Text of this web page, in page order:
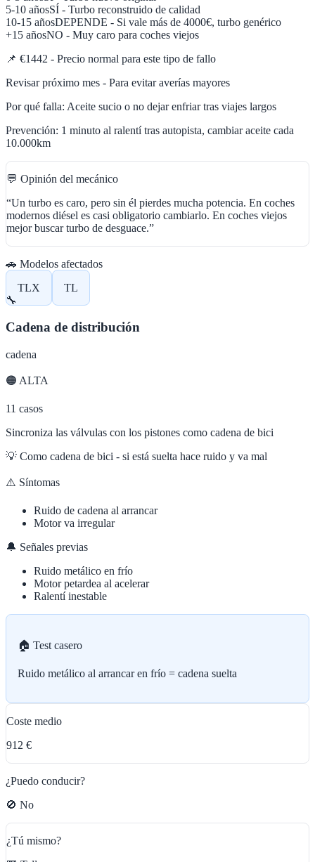
5-10 añosSÍ - Turbo reconstruido de calidad
10-15 añosDEPENDE - Si vale más de 4000€, turbo genérico
+15 añosNO - Muy caro para coches viejos
📌 €1442 - Precio normal para este tipo de fallo
Revisar próximo mes - Para evitar averías mayores
Por qué falla: Aceite sucio o no dejar enfriar tras viajes largos
Prevención: 1 minuto al ralentí tras autopista, cambiar aceite cada
10.000km
💬 Opinión del mecánico
“Un turbo es caro, pero sin él pierdes mucha potencia. En coches
modernos diésel es casi obligatorio cambiarlo. En coches viejos
mejor buscar turbo de desguace.”
🚗 Modelos afectados
TLX
TL
🔧
Cadena de distribución
cadena
🟠 ALTA
11 casos
Sincroniza las válvulas con los pistones como cadena de bici
💡 Como cadena de bici - si está suelta hace ruido y va mal
⚠️ Síntomas
Ruido de cadena al arrancar
Motor va irregular
🔔 Señales previas
Ruido metálico en frío
Motor petardea al acelerar
Ralentí inestable
🏠 Test casero
Ruido metálico al arrancar en frío = cadena suelta
Coste medio
912 €
¿Puedo conducir?
🚫 No
¿Tú mismo?